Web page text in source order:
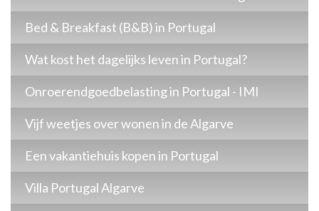
Bed & Breakfast (B&B) in Portugal
Wat kost het dagelijks leven in Portugal?
Onroerendgoedbelasting in Portugal - IMI
Vijf weetjes over wonen in de Algarve
Een vakantiehuis kopen in Portugal
Villa Portugal Algarve